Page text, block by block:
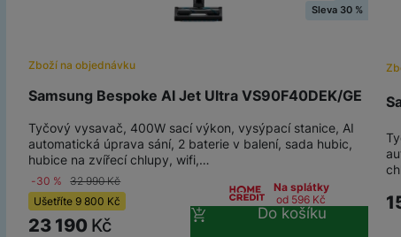
Samsung Bespoke AI Jet Ultra VS90F40DEK/GE
Zboží na objednávku
Sleva 30 %
Tyčový vysavač, 400W sací výkon, vysýpací stanice, AI
automatická úprava sání, 2 baterie v balení, sada hubic,
hubice na zvířecí chlupy, wifi,…
-30 % 32 990Kč
Ušetříte9 800 Kč
23 190 Kč
Na splátky
od 596 Kč
Do košíku